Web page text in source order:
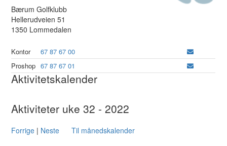
Bærum Golfklubb
Hellerudveien 51
1350 Lommedalen
Kontor
67 87 67 00
Proshop 67 87 67 01
Aktivitetskalender
Aktiviteter uke 32 - 2022
Forrige | Neste Til månedskalender